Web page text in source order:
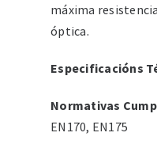
máxima
óptica.
Especificacións
Normativas
EN170, EN175